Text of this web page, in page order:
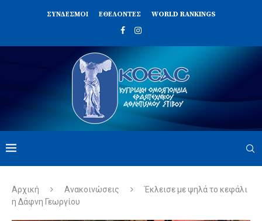
ΣΥΝΔΈΣΜΟΙ ΕΘΕΛΟΝΤΈΣ WORLD RANKINGS
Αρχική Ανακοινώσεις
Έκλεισε με ψηλά το κεφάλι
η Δάφνη Γεωργίου